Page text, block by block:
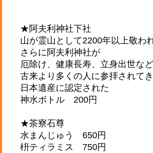
★阿夫利神社下社
山が霊山として2200年以上敬わ
さらに阿夫利神社が
厄除け、健康長寿、立身出世な
古来より多くの人に参拝されて
日本遺産に認定された
神水ボトル 200円
★茶寮石尊
水まんじゅう 650円
枡ティラミス 750円